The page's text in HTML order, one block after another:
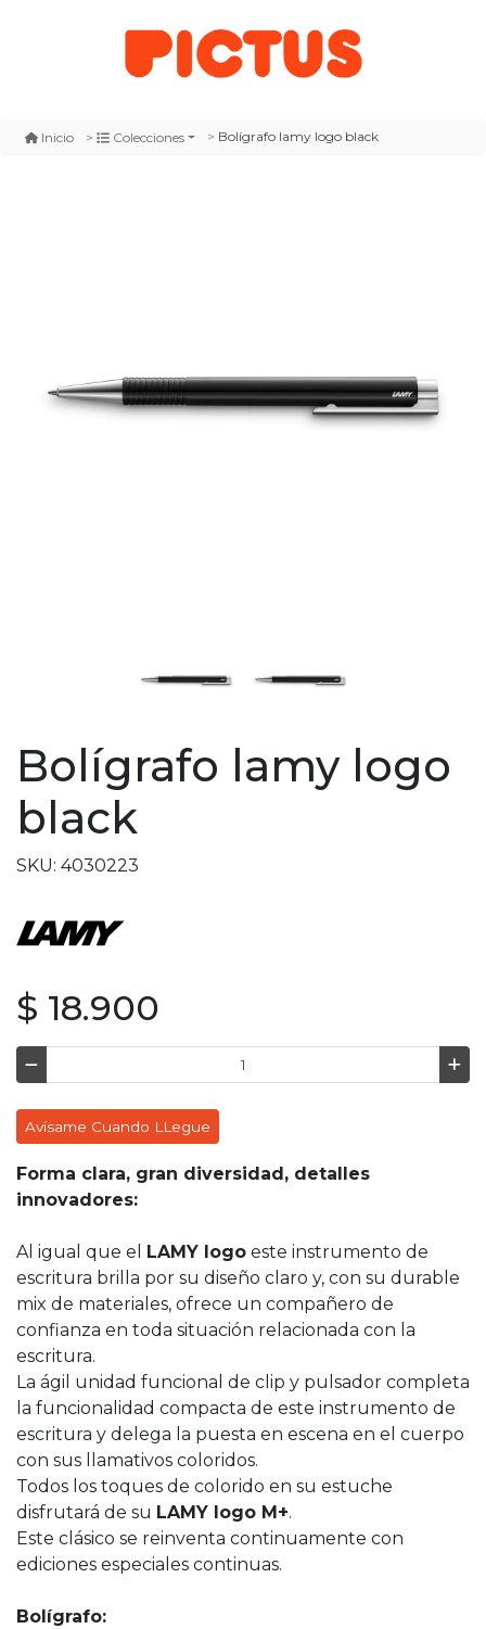
Inicio Colecciones Bolígrafo lamy logo black
Bolígrafo lamy logo
black
SKU: 4030223
$ 18.900
Avísame Cuando LLegue
Forma clara, gran diversidad, detalles
innovadores:
Al igual que el LAMY logo este instrumento de
escritura brilla por su diseño claro y, con su durable
mix de materiales, ofrece un compañero de
confianza en toda situación relacionada con la
escritura.
La ágil unidad funcional de clip y pulsador completa
la funcionalidad compacta de este instrumento de
escritura y delega la puesta en escena en el cuerpo
con sus llamativos coloridos.
Todos los toques de colorido en su estuche
disfrutará de su LAMY logo M+.
Este clásico se reinventa continuamente con
ediciones especiales continuas.
Bolígrafo: